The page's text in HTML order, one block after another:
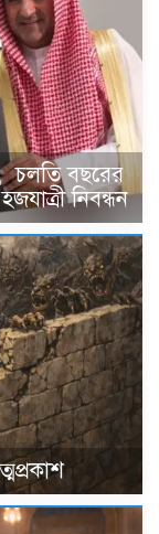
চলতি বছরের
নিবন্ধন